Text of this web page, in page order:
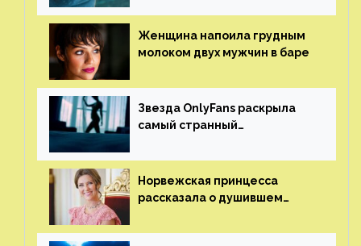
Женщина напоила грудным
молоком двух мужчин в баре
Звезда OnlyFans раскрыла
самый странный
от фаната
Норвежская принцесса
рассказала о душившем
генерала